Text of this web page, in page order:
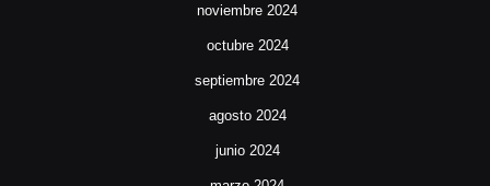
noviembre 2024
octubre 2024
septiembre 2024
agosto 2024
junio 2024